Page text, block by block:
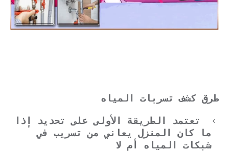
طرق كشف تسربات المياه
تعتمد الطريقة الأولى على تحديد إذا
ما كان المنزل يعاني من تسريب في
شبكات المياه أم لا